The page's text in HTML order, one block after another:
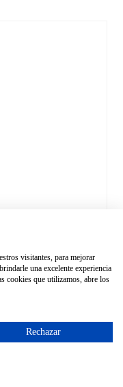
visitantes, para mejorar
una excelente experiencia
cookies que utilizamos, abre los
Rechazar